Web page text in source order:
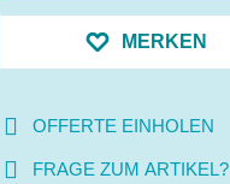
MERKEN
OFFERTE EINHOLEN
FRAGE ZUM ARTIKEL?